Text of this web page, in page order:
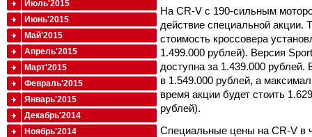
На CR-V с 190-сильным
действие специальной акции.
стоимость кроссовера
1.499.000 рублей). Версия
доступна за 1.439.000
в 1.549.000 рублей, а
время акции будет стоить
рублей).
Специальные цены на CR-V в
Июль'2015
Июнь'2015
Май'2015
Апрель'2015
Март'2015
Февраль'2015
Январь'2015
Декабрь'2014
Ноябрь'2014